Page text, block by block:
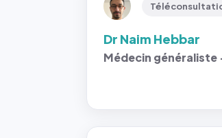
Dr Naim Hebbar
Médecin généraliste